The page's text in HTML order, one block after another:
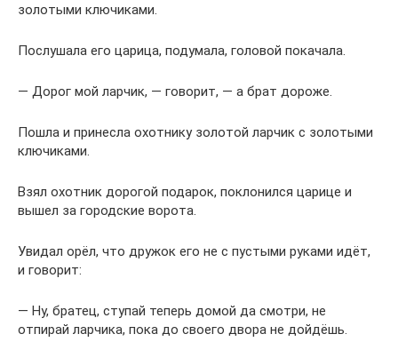
золотыми ключиками.
Послушала его царица, подумала, головой покачала.
— Дорог мой ларчик, — говорит, — а брат дороже.
Пошла и принесла охотнику золотой ларчик с золотыми
ключиками.
Взял охотник дорогой подарок, поклонился царице и
вышел за городские ворота.
Увидал орёл, что дружок его не с пустыми руками идёт,
и говорит:
— Ну, братец, ступай теперь домой да смотри, не
отпирай ларчика, пока до своего двора не дойдёшь.